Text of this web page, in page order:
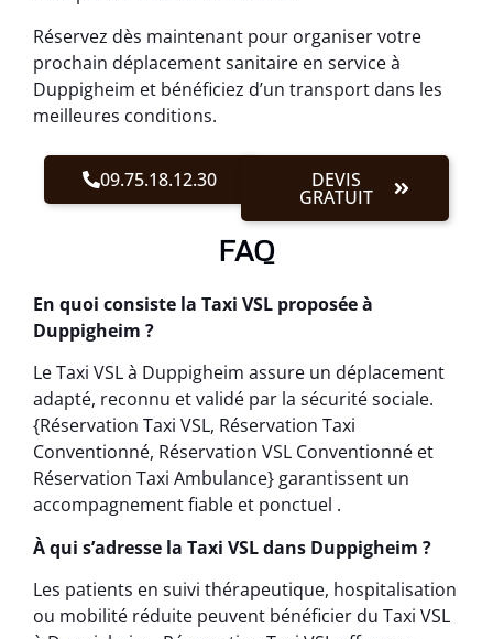
Réservez dès maintenant pour organiser votre
prochain déplacement sanitaire en service à
Duppigheim et bénéficiez d’un transport dans les
meilleures conditions.
09.75.18.12.30 DEVIS
GRATUIT
FAQ
En quoi consiste la Taxi VSL proposée à
Duppigheim ?
Le Taxi VSL à Duppigheim assure un déplacement
adapté, reconnu et validé par la sécurité sociale.
{Réservation Taxi VSL, Réservation Taxi
Conventionné, Réservation VSL Conventionné et
Réservation Taxi Ambulance} garantissent un
accompagnement fiable et ponctuel .
À qui s’adresse la Taxi VSL dans Duppigheim ?
Les patients en suivi thérapeutique, hospitalisation
ou mobilité réduite peuvent bénéficier du Taxi VSL